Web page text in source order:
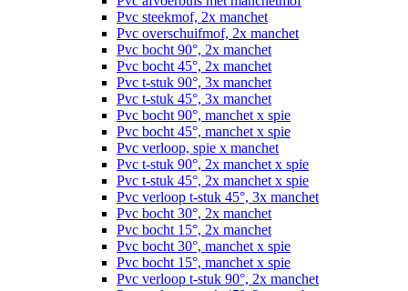
Pvc steekmof, 2x manchet
Pvc overschuifmof, 2x manchet
Pvc bocht 90°, 2x manchet
Pvc bocht 45°, 2x manchet
Pvc t-stuk 90°, 3x manchet
Pvc t-stuk 45°, 3x manchet
Pvc bocht 90°, manchet x spie
Pvc bocht 45°, manchet x spie
Pvc verloop, spie x manchet
Pvc t-stuk 90°, 2x manchet x spie
Pvc t-stuk 45°, 2x manchet x spie
Pvc verloop t-stuk 45°, 3x manchet
Pvc bocht 30°, 2x manchet
Pvc bocht 15°, 2x manchet
Pvc bocht 30°, manchet x spie
Pvc bocht 15°, manchet x spie
Pvc verloop t-stuk 90°, 2x manchet